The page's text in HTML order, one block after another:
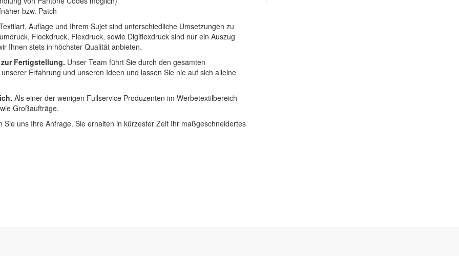
bzw. Patch
Auflage und Ihrem Sujet sind unterschiedliche Umsetzungen zu
Flockdruck, Flexdruck, sowie Digiflexdruck sind nur ein Auszug
Ihnen stets in höchster Qualität anbieten.
Fertigstellung. Unser Team führt Sie durch den gesamten
Erfahrung und unseren Ideen und lassen Sie nie auf sich alleine
Als einer der wenigen Fullservice Produzenten im Werbetextilbereich
Großaufträge.
uns Ihre Anfrage. Sie erhalten in kürzester Zeit Ihr maßgeschneidertes